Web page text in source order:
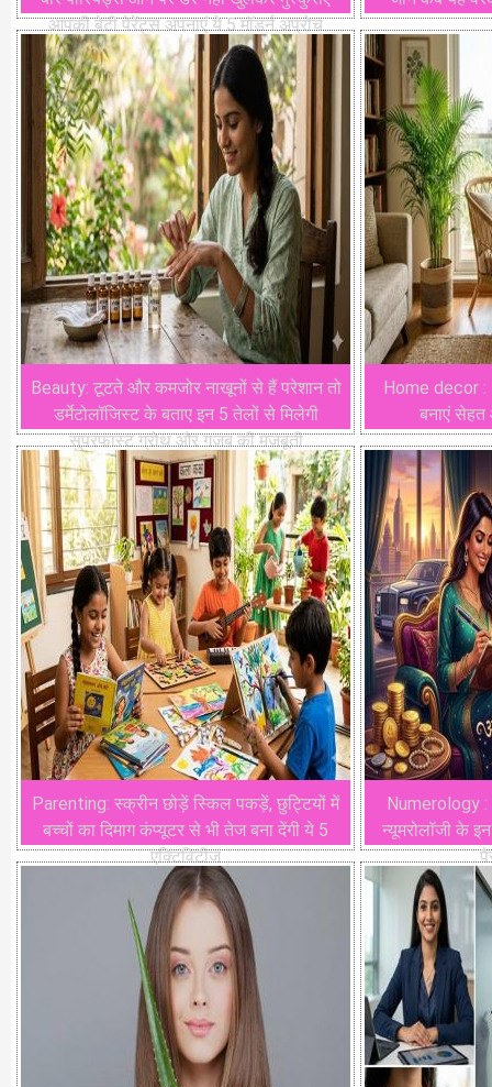
आपकी बेटी पेरेंट्स अपनाएं ये 5 मॉडर्न अप्रोच
Beauty: टूटते और कमजोर नाखूनों से हैं परेशान तो
डर्मेटोलॉजिस्ट के बताए इन 5 तेलों से मिलेगी
सुपरफास्ट ग्रोथ और गजब की मजबूती
Home decor :
बनाएं
Parenting: स्क्रीन छोड़ें स्किल पकड़ें, छुट्टियों में
बच्चों का दिमाग कंप्यूटर से भी तेज बना देंगी ये 5
एक्टिविटीज
Numerology :
न्यूमरोलॉजी के